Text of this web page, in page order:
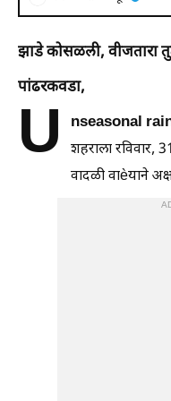
झाडे कोसळली, वीजतारा
पांढरकवडा,
U nseasonal
शहराला रविवार,
वादळी वाèयाने